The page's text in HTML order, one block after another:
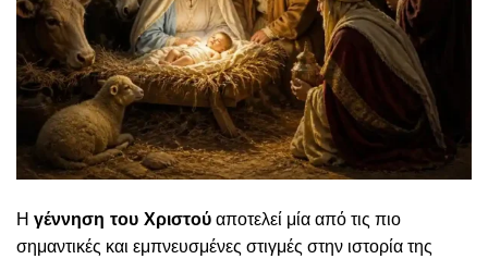
Η γέννηση του Χριστού αποτελεί μία από τις πιο
σημαντικές και εμπνευσμένες στιγμές στην ιστορία της